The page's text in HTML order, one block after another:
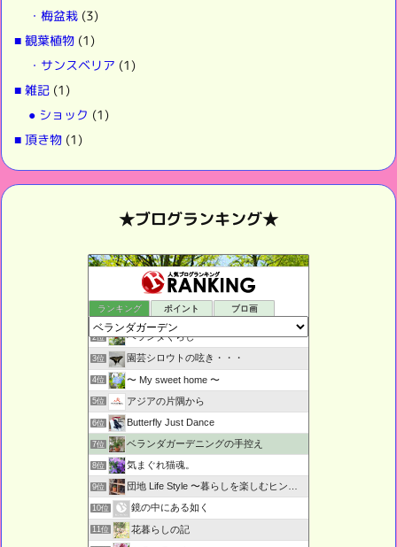
・梅盆栽 (3)
■ 観葉植物 (1)
・サンスベリア (1)
■ 雑記 (1)
● ショック (1)
■ 頂き物 (1)
★ブログランキング★
ランキング ポイント ブロ画
1位 鉢庭らいふ
2位 ベランダぐらし
3位 園芸シロウトの呟き・・・
4位 〜 My sweet home 〜
5位 アジアの片隅から
6位 Butterfly Just Dance
7位 ベランダガーデニングの手控え
8位 気まぐれ猫魂。
9位 団地 Life Style 〜暮らしを楽しむヒント〜
10位 鏡の中にある如く
11位 花暮らしの記